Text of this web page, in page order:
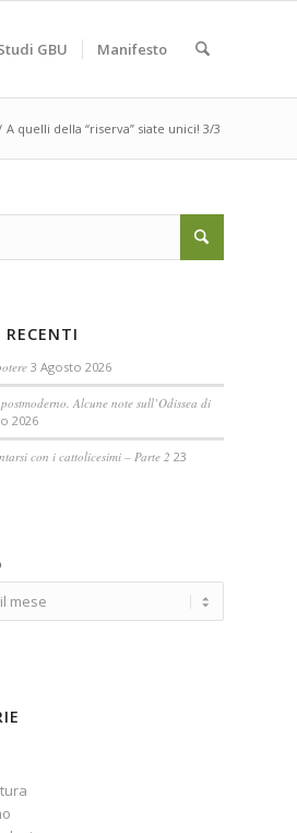
GBU Manifesto
A quelli della “riserva” siate unici! 3/3
3 Agosto 2026
Alcune note sull’Odissea di
2026
con i cattolicesimi – Parte 2 23